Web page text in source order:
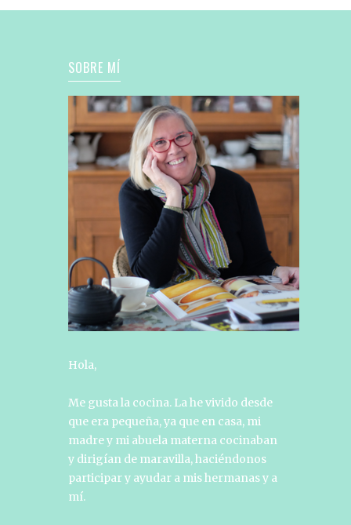
SOBRE MÍ
Hola,
Me gusta la cocina. La he vivido desde
que era pequeña, ya que en casa, mi
madre y mi abuela materna cocinaban
y dirigían de maravilla, haciéndonos
participar y ayudar a mis hermanas y a
mí.